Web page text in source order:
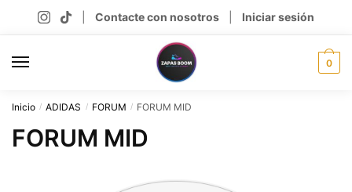
Contacte con nosotros Iniciar sesión
0
Inicio / ADIDAS / FORUM / FORUM MID
FORUM MID